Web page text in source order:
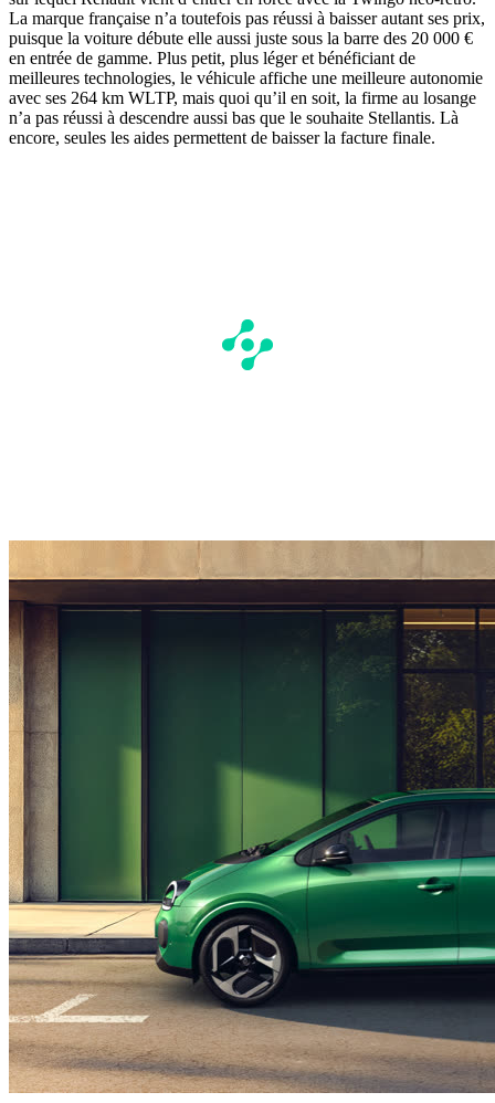
La marque française n’a toutefois pas réussi à baisser autant ses prix,
puisque la voiture débute elle aussi juste sous la barre des 20 000 €
en entrée de gamme. Plus petit, plus léger et bénéficiant de
meilleures technologies, le véhicule affiche une meilleure autonomie
avec ses 264 km WLTP, mais quoi qu’il en soit, la firme au losange
n’a pas réussi à descendre aussi bas que le souhaite Stellantis. Là
encore, seules les aides permettent de baisser la facture finale.